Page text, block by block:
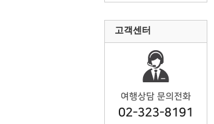
고객센터
여행상담 문의전화
02-323-8191